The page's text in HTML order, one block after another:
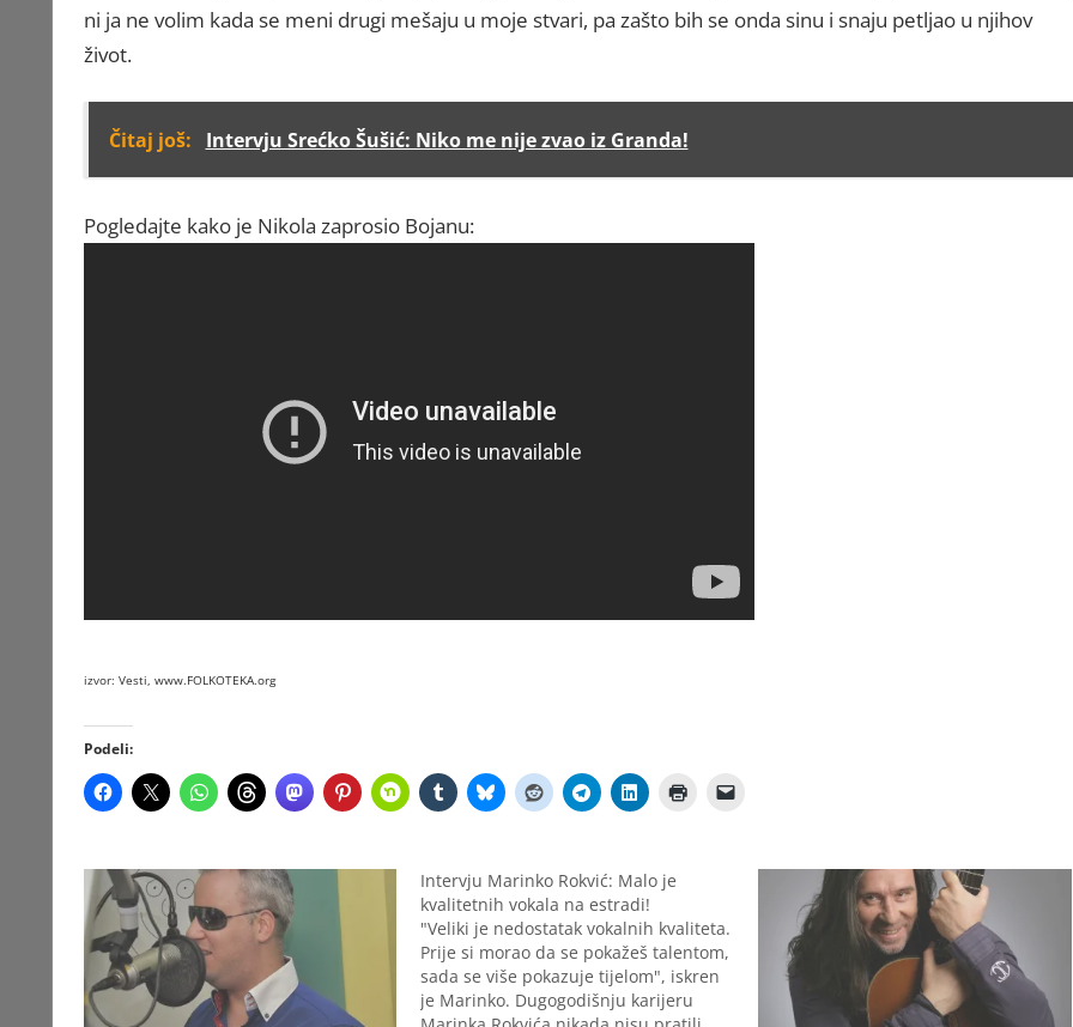
ni ja ne volim kada se meni drugi mešaju u moje stvari, pa zašto bih se onda sinu i snaju petljao u njihov
život.
Čitaj još: Intervju Srećko Šušić: Niko me nije zvao iz Granda!
Pogledajte kako je Nikola zaprosio Bojanu:
izvor: Vesti, www.FOLKOTEKA.org
Podeli:
Intervju Marinko Rokvić: Malo je
kvalitetnih vokala na estradi!
"Veliki je nedostatak vokalnih kvaliteta.
Prije si morao da se pokažeš talentom,
sada se više pokazuje tijelom", iskren
je Marinko. Dugogodišnju karijeru